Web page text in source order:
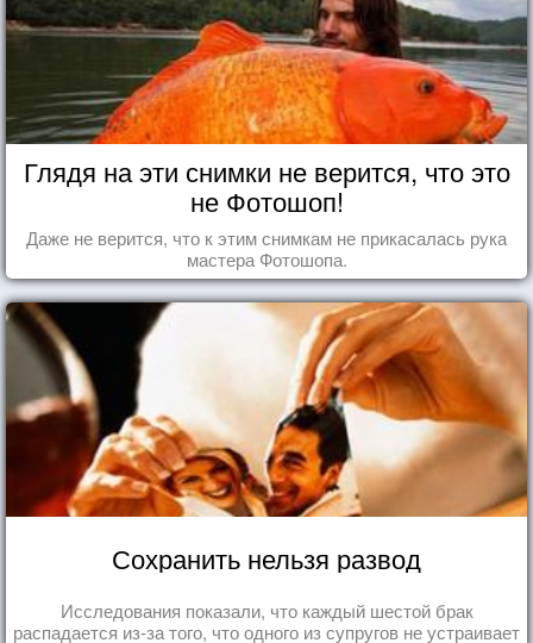
Глядя на эти снимки не верится, что это
не Фотошоп!
Даже не верится, что к этим снимкам не прикасалась рука
мастера Фотошопа.
Сохранить нельзя развод
Исследования показали, что каждый шестой брак
распадается из-за того, что одного из супругов не устраивает